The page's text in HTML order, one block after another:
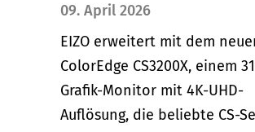
09. April 2026
EIZO erweitert mit dem
ColorEdge CS3200X, einem
Grafik-Monitor mit 4K-UHD-
Auflösung, die beliebte CS-